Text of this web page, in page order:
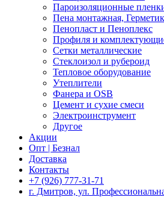
Пароизоляционные
Пена монтажная,
Пенопласт и Пеноплекс
Профиля и
Сетки металлические
Стеклоизол и рубероид
Тепловое оборудование
Утеплители
Фанера и OSB
Цемент и сухие смеси
Электроинструмент
Другое
Акции
Опт | Безнал
Доставка
Контакты
+7 (926) 777-31-71
г. Дмитров, ул.